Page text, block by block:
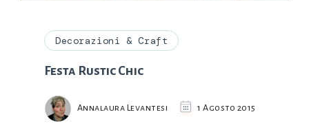
Decorazioni & Craft
Festa Rustic Chic
Annalaura Levantesi 1 Agosto 2015